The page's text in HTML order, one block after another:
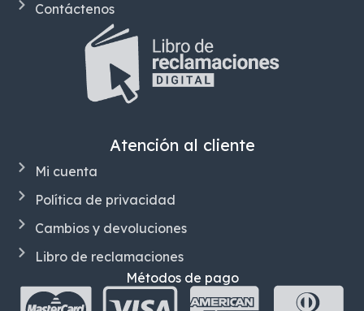
Contáctenos
Atención al cliente
Mi cuenta
Política de privacidad
Cambios y devoluciones
Libro de reclamaciones
Métodos de pago